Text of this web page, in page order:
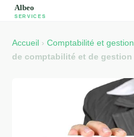
Accueil › Comptabilité et gestion
de comptabilité et de gestion